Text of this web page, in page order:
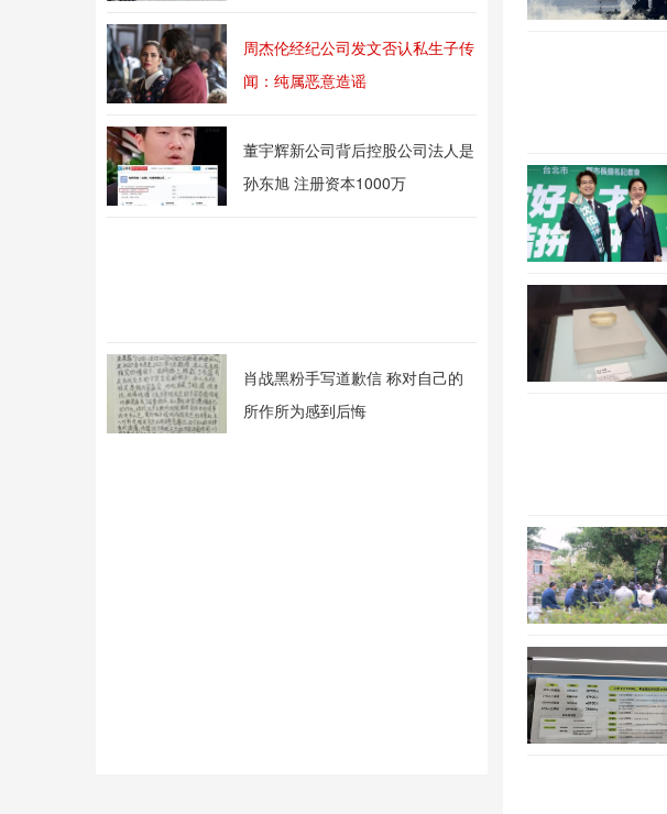
周杰伦经纪公司发文否认私生子传
闻：纯属恶意造谣
董宇辉新公司背后控股公司法人是
孙东旭 注册资本1000万
肖战黑粉手写道歉信 称对自己的
所作所为感到后悔